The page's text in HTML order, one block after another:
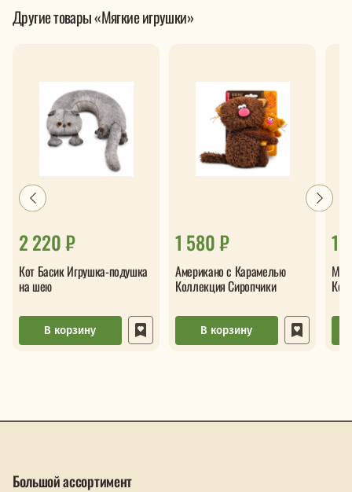
Другие товары «Мягкие игрушки»
2 220 ₽
Кот Басик Игрушка-подушка
на шею
В корзину
1 580 ₽
Американо с Карамелью
Коллекция Сиропчики
В корзину
1
Большой ассортимент